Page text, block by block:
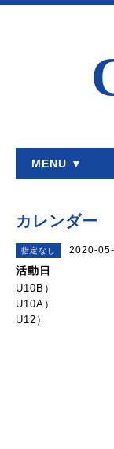
MENU ▼
カレンダー
指定なし 2020-
活動日
U10B）
U10A）
U12）